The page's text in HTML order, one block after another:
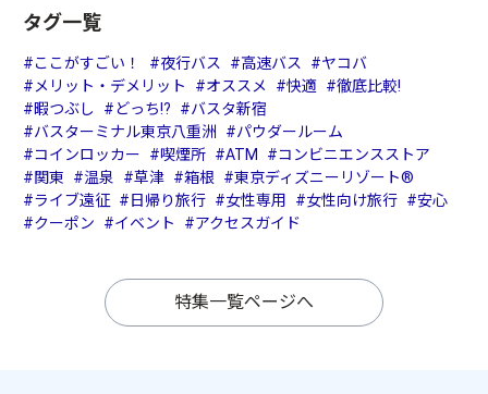
タグ一覧
#ここがすごい！ #夜行バス #高速バス
#ヤコバ
#メリット・デメリット
#オススメ #快適 #徹底比較!
#暇つぶし
#どっち!?
#バスタ新宿
#バスターミナル東京八重洲
#パウダールーム
#コインロッカー
#喫煙所 #ATM
#コンビニエンスストア
#関東
#温泉 #草津 #箱根
#東京ディズニーリゾート®
#ライブ遠征 #日帰り旅行 #女性専用 #女性向け旅行 #安心
#クーポン
#イベント #アクセスガイド
特集一覧ページへ